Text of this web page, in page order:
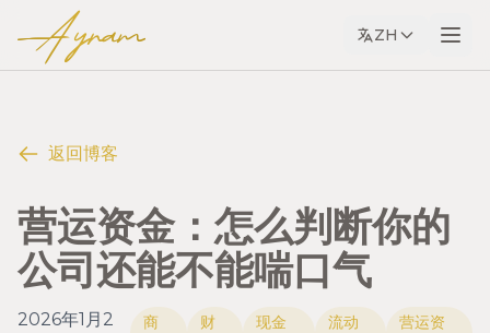
Ayram ZH
返回博客
营运资金：怎么判断你的
公司还能不能喘口气
2026年1月2
商
财
现金
流动
营运资